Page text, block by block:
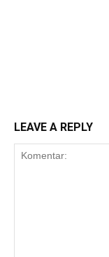
LEAVE A REPLY